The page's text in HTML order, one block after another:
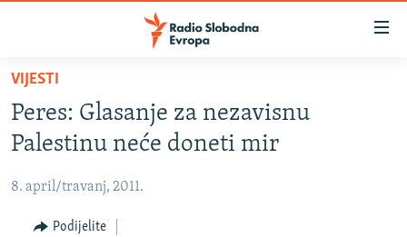
Pređite
glavni
sadržaj
na
navigaciju
BOSNA I HERCEGOVINA
KOSOVO
CRNA GORA
VIJESTI
Peres: Glasanje za nezavisnu
Palestinu neće doneti mir
8. april/travanj, 2011.
Podijelite